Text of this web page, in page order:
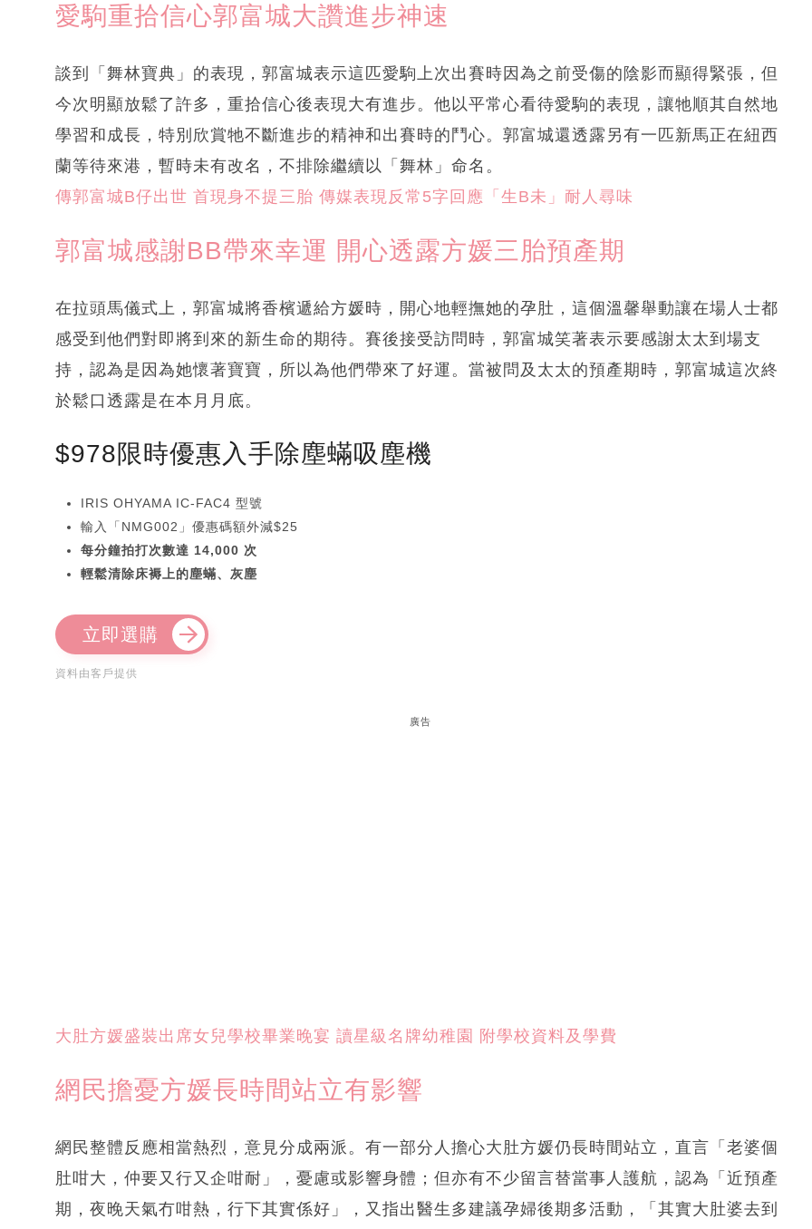
愛駒重拾信心郭富城大讚進步神速
談到「舞林寶典」的表現，郭富城表示這匹愛駒上次出賽時因為之前受傷的陰影而顯得緊張，但
今次明顯放鬆了許多，重拾信心後表現大有進步。他以平常心看待愛駒的表現，讓牠順其自然地
學習和成長，特別欣賞牠不斷進步的精神和出賽時的鬥心。郭富城還透露另有一匹新馬正在紐西
蘭等待來港，暫時未有改名，不排除繼續以「舞林」命名。
傳郭富城B仔出世 首現身不提三胎 傳媒表現反常 5字回應「生B未」耐人尋味
郭富城感謝BB帶來幸運 開心透露方媛三胎預產期
在拉頭馬儀式上，郭富城將香檳遞給方媛時，開心地輕撫她的孕肚，這個溫馨舉動讓在場人士都
感受到他們對即將到來的新生命的期待。賽後接受訪問時，郭富城笑著表示要感謝太太到場支
持，認為是因為她懷著寶寶，所以為他們帶來了好運。當被問及太太的預產期時，郭富城這次終
於鬆口透露是在本月月底。
$978限時優惠入手除塵蟎吸塵機
IRIS OHYAMA IC-FAC4 型號
輸入「NMG002」優惠碼額外減$25
每分鐘拍打次數達 14,000 次
輕鬆清除床褥上的塵蟎、灰塵
立即選購
資料由客戶提供
廣告
大肚方媛盛裝出席女兒學校畢業晚宴 讀星級名牌幼稚園 附學校資料及學費
網民擔憂方媛長時間站立有影響
網民整體反應相當熱烈，意見分成兩派。有一部分人擔心大肚方媛仍長時間站立，直言「老婆個
肚咁大，仲要又行又企咁耐」，憂慮或影響身體；但亦有不少留言替當事人護航，認為「近預產
期，夜晚天氣冇咁熱，行下其實係好」，又指出醫生多建議孕婦後期多活動，「其實大肚婆去到